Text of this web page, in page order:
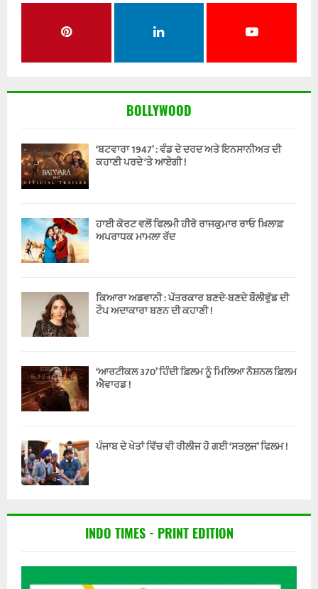
BOLLYWOOD
‘ਬਟਵਾਰਾ 1947’ : ਵੰਡ ਦੇ ਦਰਦ ਅਤੇ ਇਨਸਾਨੀਅਤ ਦੀ
ਕਹਾਣੀ ਪਰਦੇ ‘ਤੇ ਆਏਗੀ !
ਹਾਈ ਕੋਰਟ ਵਲੋਂ ਫਿਲਮੀ ਹੀਰੋ ਰਾਜਕੁਮਾਰ ਰਾਓ ਖ਼ਿਲਾਫ਼
ਅਪਰਾਧਕ ਮਾਮਲਾ ਰੱਦ
ਕਿਆਰਾ ਅਡਵਾਨੀ : ਪੱਤਰਕਾਰ ਬਣਦੇ-ਬਣਦੇ ਬੌਲੀਵੁੱਡ ਦੀ
ਟੌਪ ਅਦਾਕਾਰਾ ਬਣਨ ਦੀ ਕਹਾਣੀ !
‘ਆਰਟੀਕਲ 370’ ਹਿੰਦੀ ਫ਼ਿਲਮ ਨੂੰ ਮਿਲਿਆ ਨੈਸ਼ਨਲ ਫ਼ਿਲਮ
ਐਵਾਰਡ !
ਪੰਜਾਬ ਦੇ ਖੇਤਾਂ ਵਿੱਚ ਵੀ ਰੀਲੀਜ ਹੋ ਗਈ ‘ਸਤਲੁਜ’ ਫਿਲਮ !
INDO TIMES - PRINT EDITION